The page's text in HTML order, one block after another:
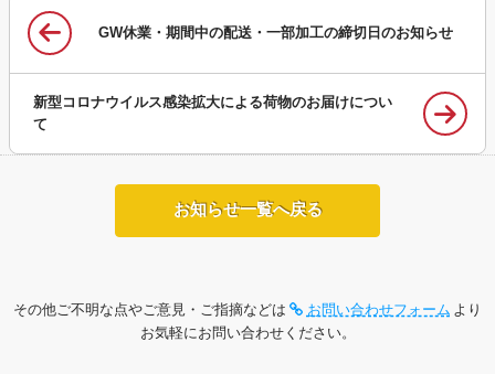
GW休業・期間中の配送・一部加工の締切日のお知らせ
新型コロナウイルス感染拡大による荷物のお届けについ
て
お知らせ一覧へ戻る
その他ご不明な点やご意見・ご指摘などは お問い合わせフォーム より
お気軽にお問い合わせください。